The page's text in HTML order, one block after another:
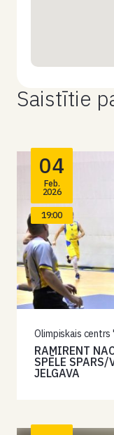
Saistītie
04
Feb.
2026
19:00
Olimpiskais
RAMIRENT
SPĒLE
JELGAVA